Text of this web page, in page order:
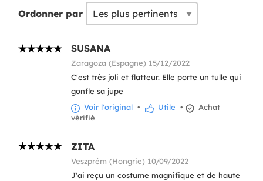
Ordonner par
SUSANA
Zaragoza (Espagne) 15/12/2022
C'est très joli et flatteur. Elle porte un tulle qui
gonfle sa jupe
Voir l'original • Utile •
Achat
vérifié
ZITA
Veszprém (Hongrie) 10/09/2022
J'ai reçu un costume magnifique et de haute